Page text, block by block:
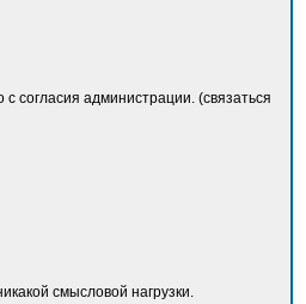
администрации. (связаться
смысловой нагрузки.